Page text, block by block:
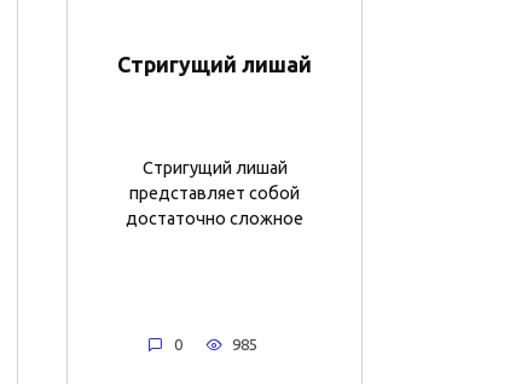
Стригущий лишай
Стригущий лишай
представляет собой
достаточно сложное
0 985